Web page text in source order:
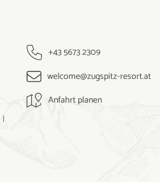
+43 5673 2309
welcome@zugspitz-resort.at
Anfahrt planen